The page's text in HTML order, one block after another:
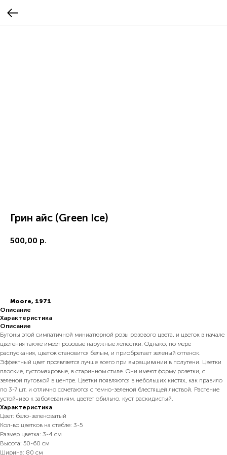
Грин айс (Green Ice)
500,00 р.
Moore, 1971
Описание
Характеристика
Описание
Бутоны этой симпатичной миниатюрной розы розового цвета, и цветок в начале
цветения также имеет розовые наружные лепестки. Однако, по мере
распускания, цветок становится белым, и приобретает зеленый оттенок.
Эффектный цвет проявляется лучше всего при выращивании в полутени. Цветки
плоские, густомахровые, в старинном стиле. Они имеют форму розетки, с
зеленой пуговкой в центре. Цветки появляются в небольших кистях, как правило
по 3-7 шт, и отлично сочетаются с темно-зеленой блестящей листвой. Растение
устойчиво к заболеваниям, цветет обильно, куст раскидистый.
Характеристика
Цвет: бело-зеленоватый
Кол-во цветков на стебле: 3-5
Размер цветка: 3-4 см
Высота: 50-60 см
Ширина: 80 см